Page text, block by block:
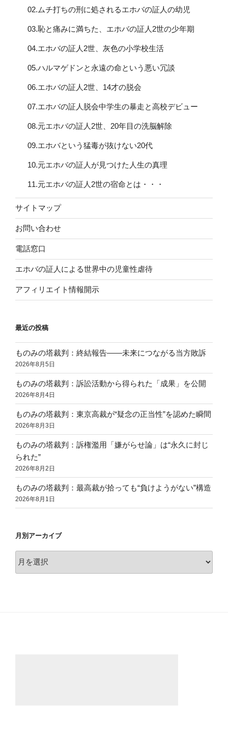
02.ムチ打ちの刑に処されるエホバの証人の幼児
03.恥と痛みに満ちた、エホバの証人2世の少年期
04.エホバの証人2世、灰色の小学校生活
05.ハルマゲドンと永遠の命という悪い冗談
06.エホバの証人2世、14才の脱会
07.エホバの証人脱会中学生の暴走と高校デビュー
08.元エホバの証人2世、20年目の洗脳解除
09.エホバという猛毒が抜けない20代
10.元エホバの証人が見つけた人生の真理
11.元エホバの証人2世の宿命とは・・・
サイトマップ
お問い合わせ
電話窓口
エホバの証人による世界中の児童性虐待
アフィリエイト情報開示
最近の投稿
ものみの塔裁判：終結報告——未来につながる当方敗訴
2026年8月5日
ものみの塔裁判：訴訟活動から得られた「成果」を公開
2026年8月4日
ものみの塔裁判：東京高裁が“疑念の正当性”を認めた瞬間
2026年8月3日
ものみの塔裁判：訴権濫用「嫌がらせ論」は“永久に封じ
られた”
2026年8月2日
ものみの塔裁判：最高裁が拾っても“負けようがない”構造
2026年8月1日
月別アーカイブ
別